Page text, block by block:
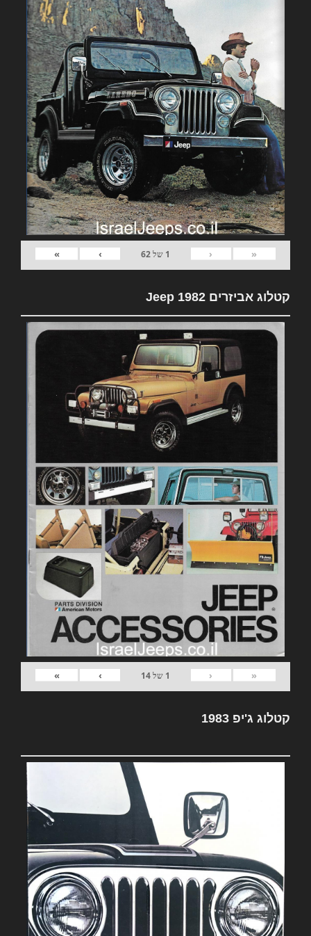
«
‹
1 של62
›
»
קטלוג אביזרים 1982 Jeep
«
‹
1 של14
›
»
קטלוג ג'יפ 1983